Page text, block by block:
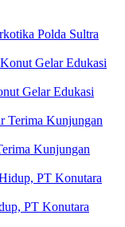
Polda Sultra
Gelar Edukasi
Kunjungan
PT Konutara